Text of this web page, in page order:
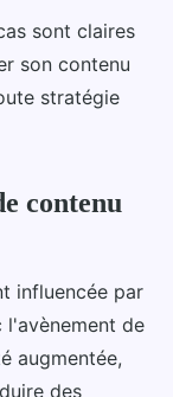
sont claires
son contenu
stratégie
contenu
influencée par
l'avènement de
augmentée,
des